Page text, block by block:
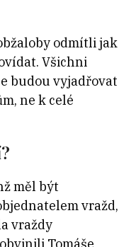
odmítli jak
Všichni
budou vyjadřovat
ne k celé
měl být
vražd,
vraždy